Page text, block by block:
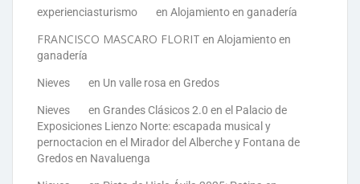
experienciasturismo en Alojamiento en ganadería
FRANCISCO MASCARO FLORIT en Alojamiento en
ganadería
Nieves en Un valle rosa en Gredos
Nieves en Grandes Clásicos 2.0 en el Palacio de
Exposiciones Lienzo Norte: escapada musical y
pernoctacion en el Mirador del Alberche y Fontana de
Gredos en Navaluenga